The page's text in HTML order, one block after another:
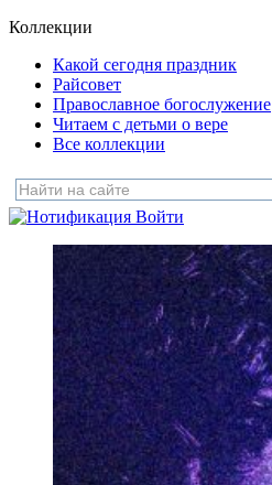
Коллекции
Какой сегодня праздник
Райсовет
Православное богослужение
Читаем с детьми о вере
Все коллекции
Войти